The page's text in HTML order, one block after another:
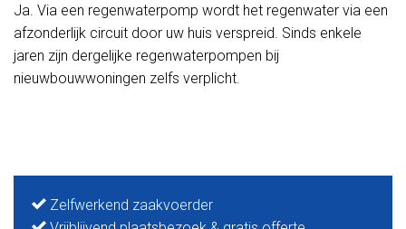
Ja. Via een regenwaterpomp wordt het regenwater via een
afzonderlijk circuit door uw huis verspreid. Sinds enkele
jaren zijn dergelijke regenwaterpompen bij
nieuwbouwwoningen zelfs verplicht.
Zelfwerkend zaakvoerder